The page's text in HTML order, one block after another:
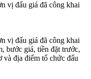
vị đấu giá đã công khai
vị đấu giá đã công khai
bước giá, tiền đặt trước,
và địa điểm tổ chức đấu